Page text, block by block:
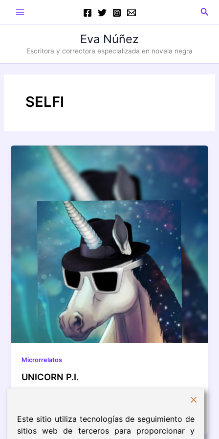
Main
Menu
Eva Núñez
Escritora y correctora especializada en novela negra
SELFI
Microrrelatos
UNICORN P.I.
agencia de detectives, UNICORN P.I., raro era el día
que […]
Este sitio utiliza tecnologías de seguimiento de
sitios web de terceros para proporcionar y